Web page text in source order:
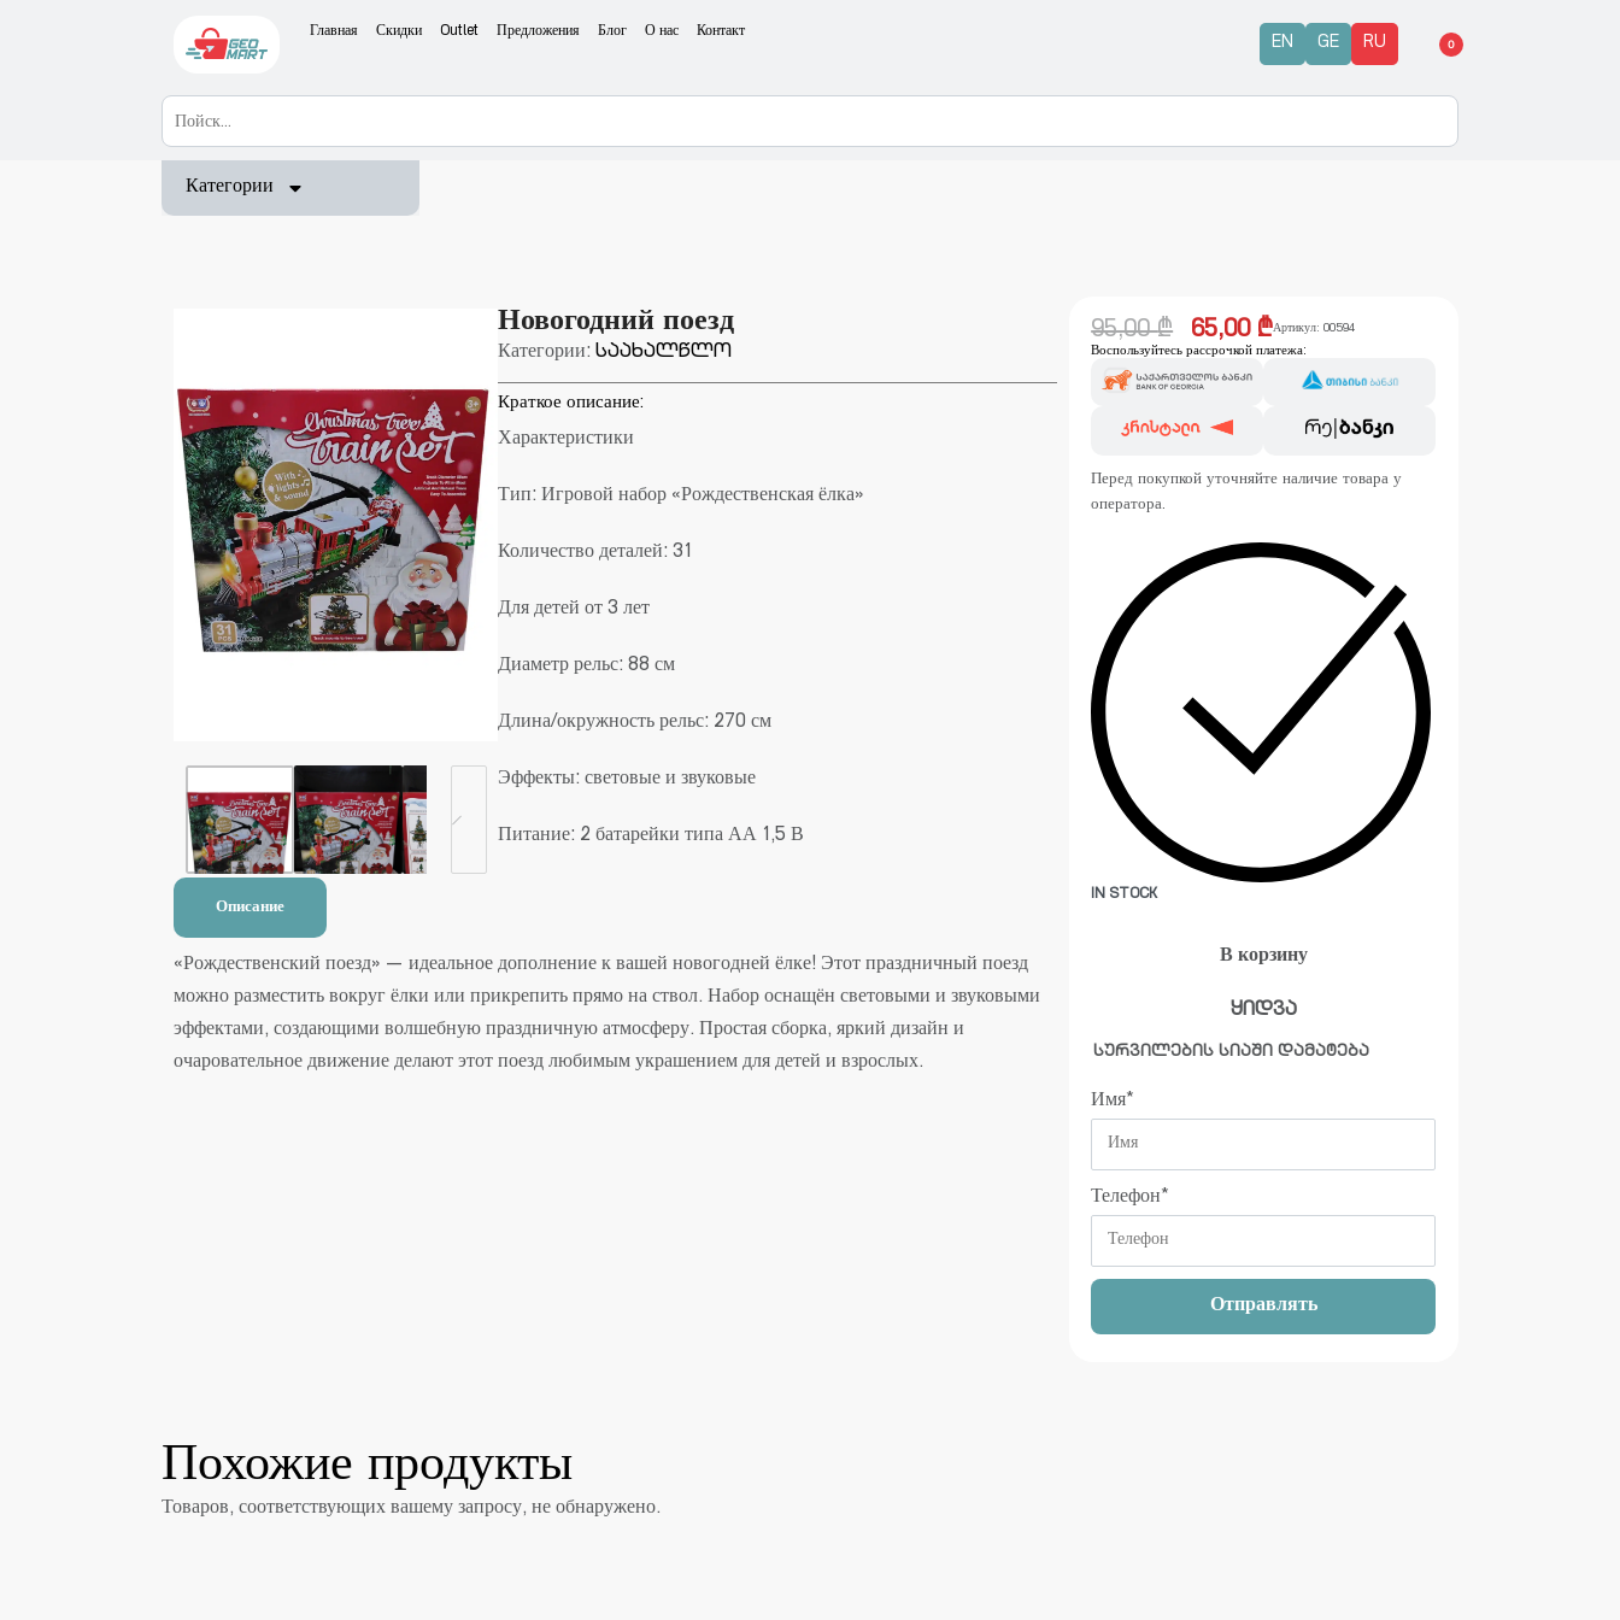
Главная Скидки Outlet Предложения Блог О нас Контакт
EN GE RU 0
Категории
Новогодний поезд
Категории: საახალწლო
Краткое описание:
Характеристики
Тип: Игровой набор «Рождественская ёлка»
Количество деталей: 31
Для детей от 3 лет
Диаметр рельс: 88 см
Длина/окружность рельс: 270 см
Эффекты: световые и звуковые
Питание: 2 батарейки типа АА 1,5 В
Описание
«Рождественский поезд» — идеальное дополнение к вашей новогодней ёлке! Этот праздничный поезд
можно разместить вокруг ёлки ​​или прикрепить прямо на ствол. Набор оснащён световыми и звуковыми
эффектами, создающими волшебную праздничную атмосферу. Простая сборка, яркий дизайн и
очаровательное движение делают этот поезд любимым украшением для детей и взрослых.
95,00₾ 65,00 ₾Артикул: 00594
Воспользуйтесь рассрочкой платежа:
Перед покупкой уточняйте наличие товара у
оператора.
IN STOCK
В корзину
ყიდვა
სურვილების სიაში დამატება
Имя*
Телефон*
Отправлять
Похожие продукты
Товаров, соответствующих вашему запросу, не обнаружено.